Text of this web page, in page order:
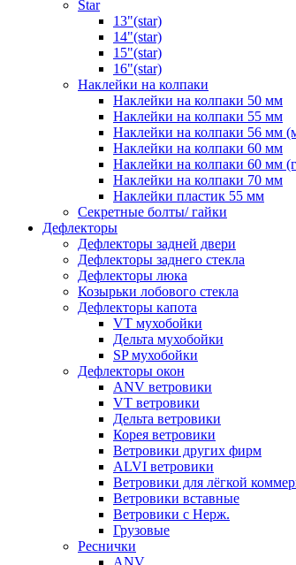
Star
13"(star)
14"(star)
15"(star)
16"(star)
Наклейки на колпаки
Наклейки на колпаки 50 мм
Наклейки на колпаки 55 мм
Наклейки на колпаки 56 мм
Наклейки на колпаки 60 мм
Наклейки на колпаки 60 мм
Наклейки на колпаки 70 мм
Наклейки пластик 55 мм
Секретные болты/ гайки
Дефлекторы
Дефлекторы задней двери
Дефлекторы заднего стекла
Дефлекторы люка
Козырьки лобового стекла
Дефлекторы капота
VT мухобойки
Дельта мухобойки
SP мухобойки
Дефлекторы окон
ANV ветровики
VT ветровики
Дельта ветровики
Корея ветровики
Ветровики других фирм
ALVI ветровики
Ветровики для лёгкой
Ветровики вставные
Ветровики с Нерж.
Грузовые
Реснички
ANV